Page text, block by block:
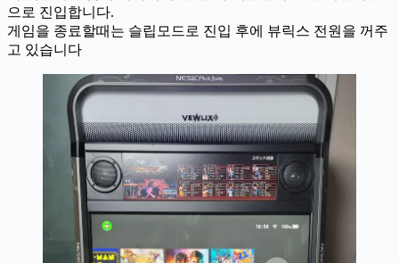
으로 진입합니다.
게임을 종료할때는 슬립모드로 진입 후에 뷰릭스 전원을 꺼주
고 있습니다